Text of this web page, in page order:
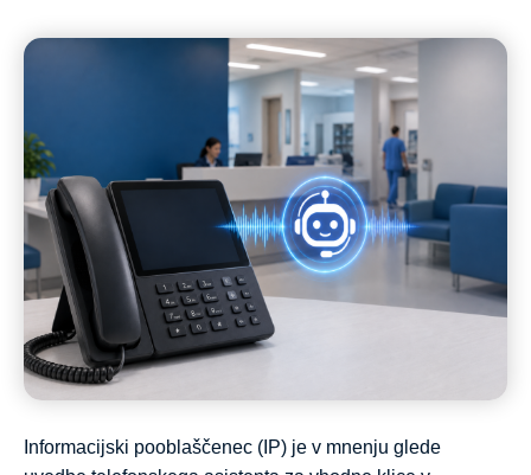
Informacijski pooblaščenec (IP) je v mnenju glede